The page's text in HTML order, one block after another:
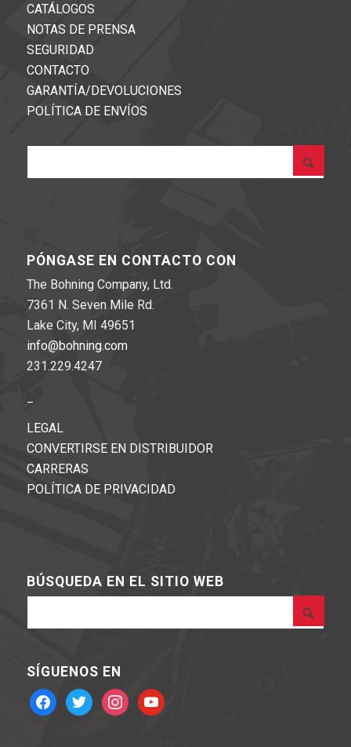
CATÁLOGOS
NOTAS DE PRENSA
SEGURIDAD
CONTACTO
GARANTÍA/DEVOLUCIONES
POLÍTICA DE ENVÍOS
PÓNGASE EN CONTACTO CON
The Bohning Company, Ltd.
7361 N. Seven Mile Rd.
Lake City, MI 49651
info@bohning.com
231.229.4247
LEGAL
CONVERTIRSE EN DISTRIBUIDOR
CARRERAS
POLÍTICA DE PRIVACIDAD
BÚSQUEDA EN EL SITIO WEB
SÍGUENOS EN
facebooktwitter instagramyoutube